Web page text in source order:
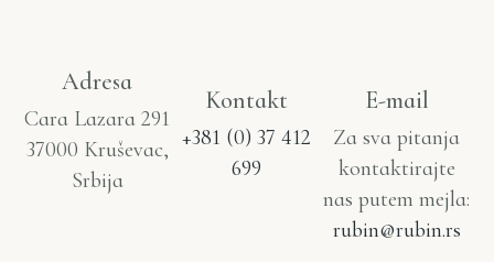
Adresa
Cara Lazara 291
37000 Kruševac,
Srbija
Kontakt
+381 (0) 37 412
699
E-mail
Za sva pitanja
kontaktirajte
nas putem mejla:
rubin@rubin.rs